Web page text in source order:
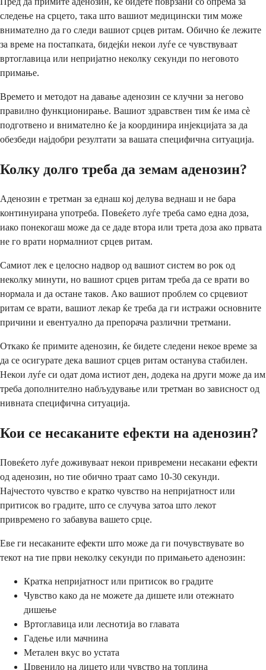
следење на срцето, така што вашиот медицински тим може
внимателно да го следи вашиот срцев ритам. Обично ќе лежите
за време на постапката, бидејќи некои луѓе се чувствуваат
вртоглавица или непријатно неколку секунди по неговото
примање.
Времето и методот на давање аденозин се клучни за негово
правилно функционирање. Вашиот здравствен тим ќе има сè
подготвено и внимателно ќе ја координира инјекцијата за да
обезбеди најдобри резултати за вашата специфична ситуација.
Колку долго треба да земам аденозин?
Аденозин е третман за еднаш кој делува веднаш и не бара
континуирана употреба. Повеќето луѓе треба само една доза,
иако понекогаш може да се даде втора или трета доза ако првата
не го врати нормалниот срцев ритам.
Самиот лек е целосно надвор од вашиот систем во рок од
неколку минути, но вашиот срцев ритам треба да се врати во
нормала и да остане таков. Ако вашиот проблем со срцевиот
ритам се врати, вашиот лекар ќе треба да ги истражи основните
причини и евентуално да препорача различни третмани.
Откако ќе примите аденозин, ќе бидете следени некое време за
да се осигурате дека вашиот срцев ритам останува стабилен.
Некои луѓе си одат дома истиот ден, додека на други може да им
треба дополнително набљудување или третман во зависност од
нивната специфична ситуација.
Кои се несаканите ефекти на аденозин?
Повеќето луѓе доживуваат некои привремени несакани ефекти
од аденозин, но тие обично траат само 10-30 секунди.
Најчестото чувство е кратко чувство на непријатност или
притисок во градите, што се случува затоа што лекот
привремено го забавува вашето срце.
Еве ги несаканите ефекти што може да ги почувствувате во
текот на тие први неколку секунди по примањето аденозин:
Кратка непријатност или притисок во градите
Чувство како да не можете да дишете или отежнато
дишење
Вртоглавица или леснотија во главата
Гадење или мачнина
Метален вкус во устата
Црвенило на лицето или чувство на топлина